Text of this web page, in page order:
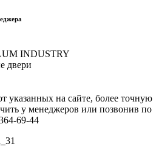
INDUSTRY
двери
указанных на сайте, более точную
у менеджеров или позвонив по
69-44